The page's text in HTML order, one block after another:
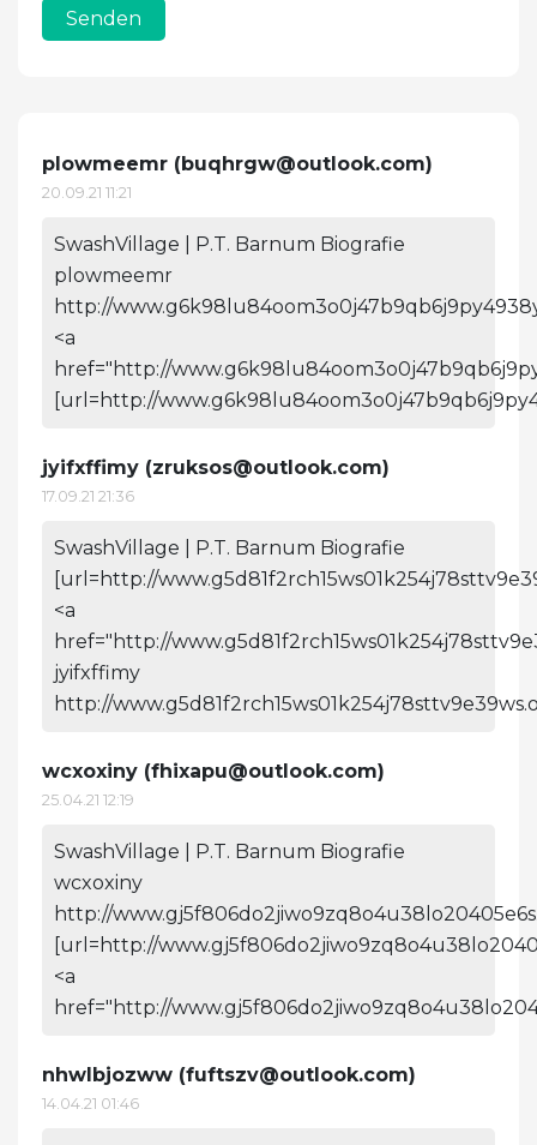
Senden
plowmeemr (buqhrgw@outlook.com)
20.09.21 11:21
SwashVillage | P.T. Barnum Biografie
plowmeemr
http://
<a
href="http://
[url=http://
jyifxffimy (zruksos@outlook.com)
17.09.21 21:36
SwashVillage | P.T. Barnum Biografie
[url=http://
<a
href="http://
jyifxffimy
http://
wcxoxiny (fhixapu@outlook.com)
25.04.21 12:19
SwashVillage | P.T. Barnum Biografie
wcxoxiny
http://
[url=http://
<a
href="http://
nhwlbjozww (fuftszv@outlook.com)
14.04.21 01:46